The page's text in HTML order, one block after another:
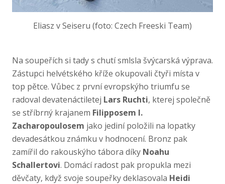
Eliasz v Seiseru (foto: Czech Freeski Team)
Na soupeřích si tady s chutí smlsla švýcarská výprava.
Zástupci helvétského kříže okupovali čtyři místa v
top pětce. Vůbec z první evropskýho triumfu se
radoval devatenáctiletej Lars Ruchti, kterej společně
se stříbrný krajanem Filipposem I.
Zacharopoulosem jako jediní položili na lopatky
devadesátkou známku v hodnocení. Bronz pak
zamířil do rakouskýho tábora díky Noahu
Schallertovi. Domácí radost pak propukla mezi
děvčaty, když svoje soupeřky deklasovala Heidi